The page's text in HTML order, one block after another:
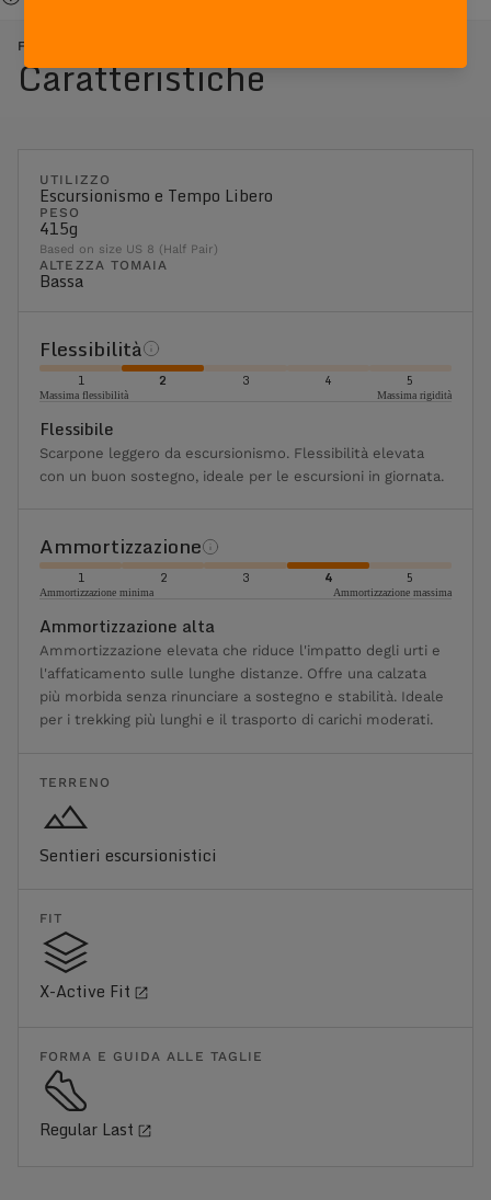
FREE BLAST SUEDE - ROSSO ARANCIONE
Caratteristiche
UTILIZZO
Escursionismo e Tempo Libero
PESO
415g
Based on size US 8 (Half Pair)
ALTEZZA TOMAIA
Bassa
Flessibilità
1 2 3 4 5
Massima flessibilità Massima rigidità
Flessibile
Scarpone leggero da escursionismo. Flessibilità elevata
con un buon sostegno, ideale per le escursioni in giornata.
Ammortizzazione
1 2 3 4 5
Ammortizzazione minima Ammortizzazione massima
Ammortizzazione alta
Ammortizzazione elevata che riduce l'impatto degli urti e
l'affaticamento sulle lunghe distanze. Offre una calzata
più morbida senza rinunciare a sostegno e stabilità. Ideale
per i trekking più lunghi e il trasporto di carichi moderati.
TERRENO
Sentieri escursionistici
FIT
X-Active Fit
FORMA E GUIDA ALLE TAGLIE
Regular Last